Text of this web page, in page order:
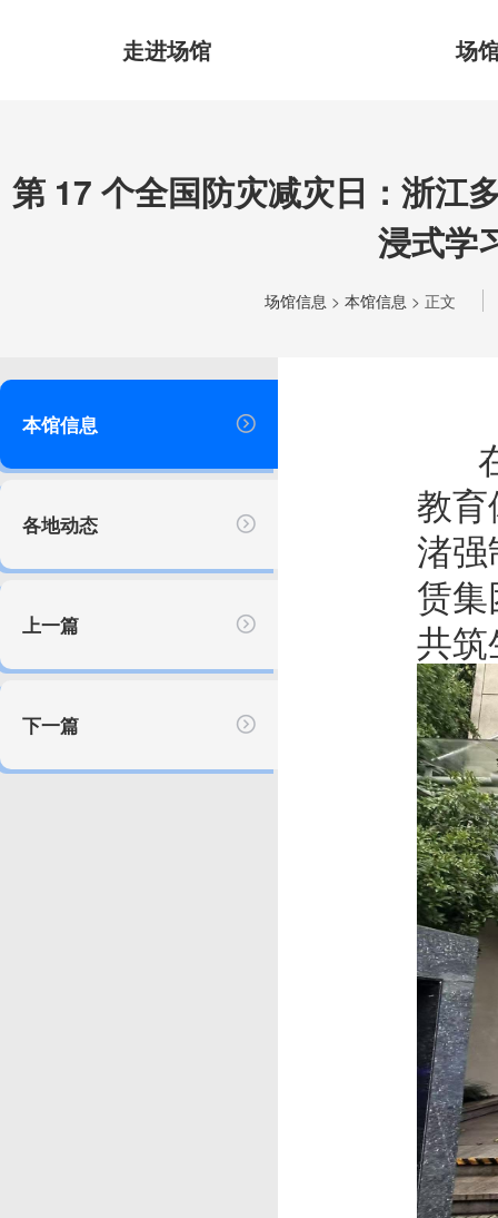
走进场馆 场
第 17 个全国防灾减灾日：浙江
浸式学
场馆信息 > 本馆信息 > 正文
本馆信息
各地动态
上一篇
下一篇
在
教
渚
赁
共